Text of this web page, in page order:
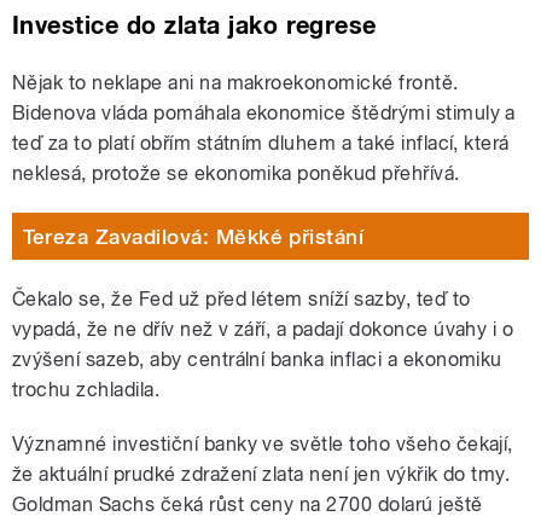
Investice do zlata jako regrese
Nějak to neklape ani na makroekonomické frontě.
Bidenova vláda pomáhala ekonomice štědrými stimuly a
teď za to platí obřím státním dluhem a také inflací, která
neklesá, protože se ekonomika poněkud přehřívá.
Tereza Zavadilová: Měkké přistání
Čekalo se, že Fed už před létem sníží sazby, teď to
vypadá, že ne dřív než v září, a padají dokonce úvahy i o
zvýšení sazeb, aby centrální banka inflaci a ekonomiku
trochu zchladila.
Významné investiční banky ve světle toho všeho čekají,
že aktuální prudké zdražení zlata není jen výkřik do tmy.
Goldman Sachs čeká růst ceny na 2700 dolarú ještě